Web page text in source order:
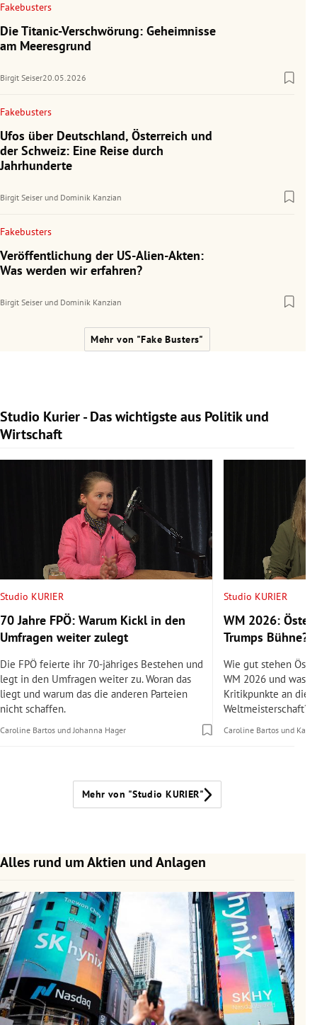
Fakebusters
Die Titanic-Verschwörung: Geheimnisse
am Meeresgrund
Birgit Seiser20.05.2026
Fakebusters
Ufos über Deutschland, Österreich und
der Schweiz: Eine Reise durch
Jahrhunderte
Birgit Seiser und Dominik Kanzian
Fakebusters
Veröffentlichung der US-Alien-Akten:
Was werden wir erfahren?
Birgit Seiser und Dominik Kanzian
Mehr von "Fake Busters"
Studio Kurier - Das wichtigste aus Politik und
Wirtschaft
Slide 1 von 9
Studio KURIER
70 Jahre FPÖ: Warum Kickl in den
Umfragen weiter zulegt
Die FPÖ feierte ihr 70-jähriges Bestehen und
legt in den Umfragen weiter zu. Woran das
liegt und warum das die anderen Parteien
nicht schaffen.
Caroline Bartos undJohanna Hager
Studio KURIER
WM 2026:
Trumps Bühne?
Wie gut stehen
WM 2026 und was
Kritikpunkte an
Weltmeisterschaft?
Caroline Bartos und
Mehr von "Studio KURIER"
Alles rund um Aktien und Anlagen